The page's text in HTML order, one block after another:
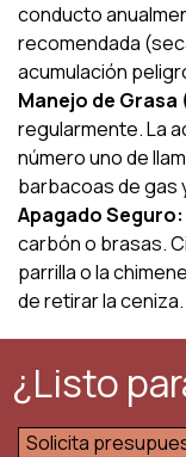
conducto
recomendada
acumulación
Manejo de Grasa
regularmente. La
número uno de
barbacoas de gas
Apagado Seguro:
carbón o brasas.
parrilla o la
de retirar la ceniza.
¿Listo
Solicita